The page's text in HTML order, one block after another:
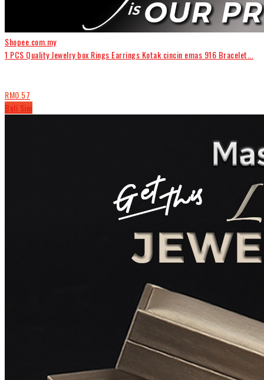
Shopee.com.my
1 PCS Quality Jewelry box Rings Earrings Kotak cincin emas 916 Bracelet...
RM0.57
Beli Sini